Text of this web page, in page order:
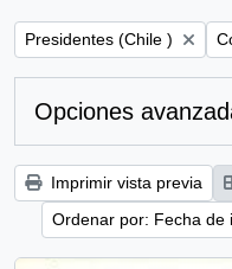
Remove filter:
Presidentes (Chile )
Opciones
Imprimir vista previa
Ordenar por: Fecha de